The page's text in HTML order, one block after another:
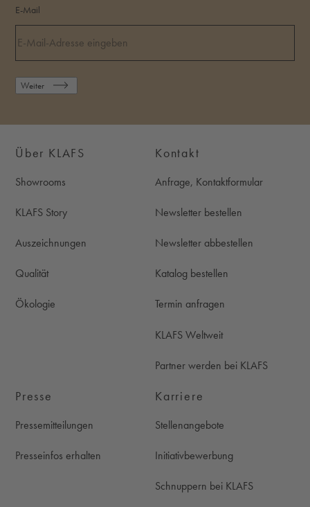
E-Mail
Weiter
Über KLAFS
Showrooms
KLAFS Story
Auszeichnungen
Qualität
Ökologie
Kontakt
Anfrage, Kontaktformular
Newsletter bestellen
Newsletter abbestellen
Katalog bestellen
Termin anfragen
KLAFS Weltweit
Partner werden bei KLAFS
Presse
Pressemitteilungen
Presseinfos erhalten
Karriere
Stellenangebote
Initiativbewerbung
Schnuppern bei KLAFS